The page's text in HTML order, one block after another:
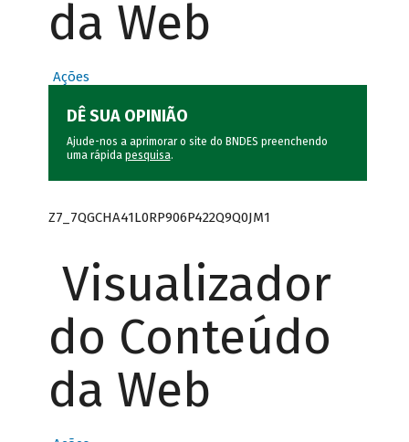
da Web
Ações
DÊ SUA OPINIÃO
Ajude-nos a aprimorar o site do BNDES preenchendo
uma rápida pesquisa.
Z7_7QGCHA41L0RP906P422Q9Q0JM1
Visualizador
do Conteúdo
da Web